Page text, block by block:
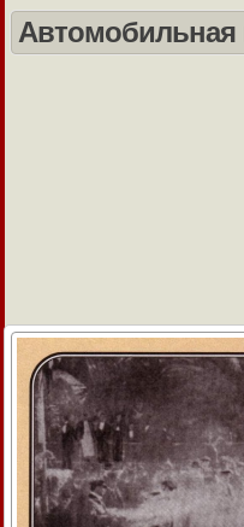
Автомобильная